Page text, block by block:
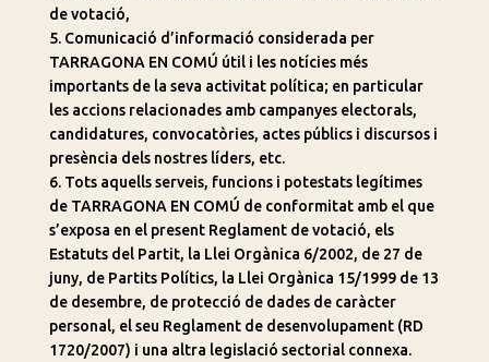
de votació,
5. Comunicació d’informació considerada per
TARRAGONA EN COMÚ útil i les notícies més
importants de la seva activitat política; en particular
les accions relacionades amb campanyes electorals,
candidatures, convocatòries, actes públics i discursos i
presència dels nostres líders, etc.
6. Tots aquells serveis, funcions i potestats legítimes
de TARRAGONA EN COMÚ de conformitat amb el que
s’exposa en el present Reglament de votació, els
Estatuts del Partit, la Llei Orgànica 6/2002, de 27 de
juny, de Partits Polítics, la Llei Orgànica 15/1999 de 13
de desembre, de protecció de dades de caràcter
personal, el seu Reglament de desenvolupament (RD
1720/2007) i una altra legislació sectorial connexa.